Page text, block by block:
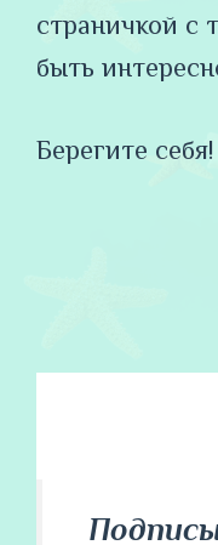
страничкой с
быть
Берегите